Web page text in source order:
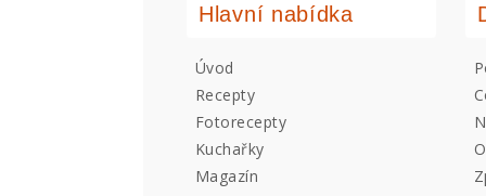
Hlavní nabídka
Úvod
Recepty
Fotorecepty
Kuchařky
Magazín